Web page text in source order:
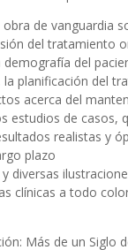
obra de vanguardia
del tratamiento
demografía del
la planificación del
acerca del
estudios de casos,
realistas y
plazo
diversas
clínicas a todo
Más de un Siglo